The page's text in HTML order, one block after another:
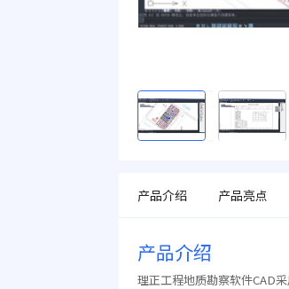
产品介绍 产品亮点
产品介绍
理正工程地质勘察软件CAD